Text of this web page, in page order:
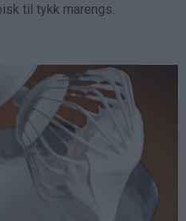
til tykk marengs.